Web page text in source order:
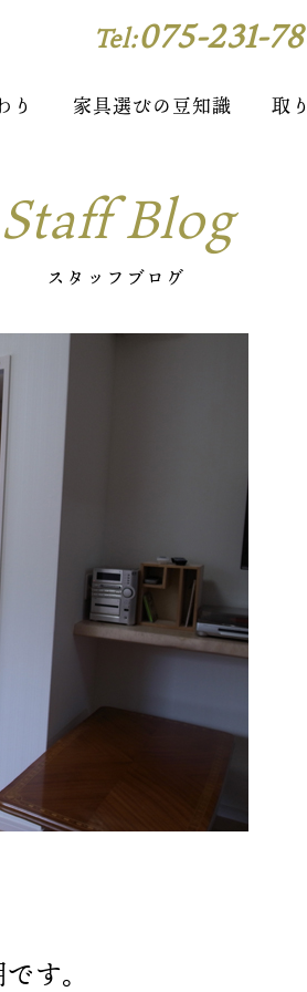
Tel:075-231-
り 家具選びの豆知識 取
Staff Blog
スタッフブログ
す。